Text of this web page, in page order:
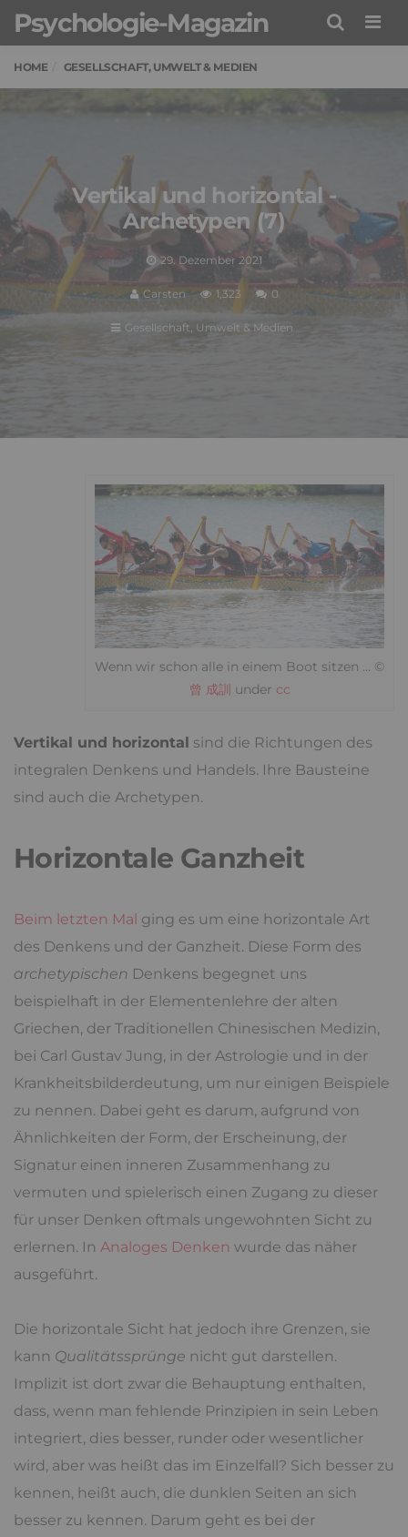
Psychologie-Magazin
HOME GESELLSCHAFT, UMWELT & MEDIEN
Vertikal und horizontal -
Archetypen (7)
29. Dezember 2021
Carsten 1,323 0
Gesellschaft, Umwelt & Medien
Wenn wir schon alle in einem Boot sitzen … ©
曾 成訓 under cc
Vertikal und horizontal sind die Richtungen des
integralen Denkens und Handels. Ihre Bausteine
sind auch die Archetypen.
Horizontale Ganzheit
Beim letzten Mal ging es um eine horizontale Art
des Denkens und der Ganzheit. Diese Form des
archetypischen Denkens begegnet uns
beispielhaft in der Elementenlehre der alten
Griechen, der Traditionellen Chinesischen Medizin,
bei Carl Gustav Jung, in der Astrologie und in der
Krankheitsbilderdeutung, um nur einigen Beispiele
zu nennen. Dabei geht es darum, aufgrund von
Ähnlichkeiten der Form, der Erscheinung, der
Signatur einen inneren Zusammenhang zu
vermuten und spielerisch einen Zugang zu dieser
für unser Denken oftmals ungewohnten Sicht zu
erlernen. In Analoges Denken wurde das näher
ausgeführt.
Die horizontale Sicht hat jedoch ihre Grenzen, sie
kann Qualitätssprünge nicht gut darstellen.
Implizit ist dort zwar die Behauptung enthalten,
dass, wenn man fehlende Prinzipien in sein Leben
integriert, dies besser, runder oder wesentlicher
wird, aber was heißt das im Einzelfall? Sich besser zu
kennen, heißt auch, die dunklen Seiten an sich
besser zu kennen. Darum geht es bei der